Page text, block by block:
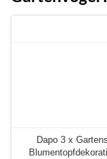
Dapo 3 x